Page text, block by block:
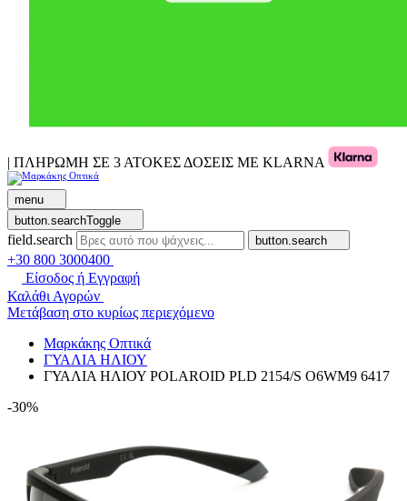
| ΠΛΗΡΩΜΗ ΣΕ 3 ΑΤΟΚΕΣ ΔΟΣΕΙΣ ΜΕ KLARNA
menu
button.searchToggle
field.search button.search
+30 800 3000400
Είσοδος ή Εγγραφή
Καλάθι Αγορών
Μετάβαση στο κυρίως περιεχόμενο
Μαρκάκης Οπτικά
ΓΥΑΛΙΑ ΗΛΙΟΥ
ΓΥΑΛΙΑ ΗΛΙΟΥ POLAROID PLD 2154/S O6WM9 6417
-30%